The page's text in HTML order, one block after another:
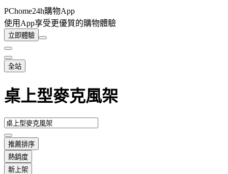
PChome24h購物App
使用App享受更優質的購物體驗
立即體驗
全站
桌上型麥克風架
推薦排序
熱銷度
新上架